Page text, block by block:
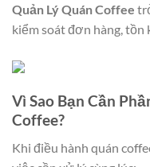
Quản Lý Quán Coffee
kiểm soát đơn hàng, tồn
Vì Sao Bạn Cần
Coffee?
Khi điều hành quán